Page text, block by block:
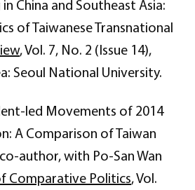
China and Southeast Asia:
of Taiwanese Transnational
, Vol. 7, No. 2 (Issue 14),
Seoul National University.
led Movements of 2014
A Comparison of Taiwan
author, with Po-San Wan
Comparative Politics, Vol.